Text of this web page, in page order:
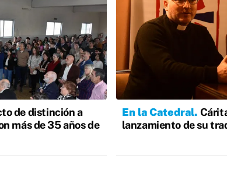
de distinción a
más de 35 años de
En la Catedral
lanzamiento de su